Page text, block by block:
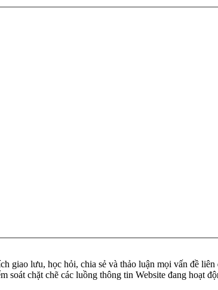
lưu, học hỏi, chia sẻ và thảo luận mọi vấn đề liên
chặt chẽ các luồng thông tin Website đang hoạt